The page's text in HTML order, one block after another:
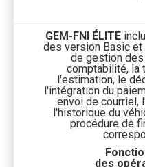
GEM-FNI ÉLITE
des version Basic
de gestion des
comptabilité, la
l'estimation, le
l'intégration du
envoi de courriel,
l'historique du
procédure de
des